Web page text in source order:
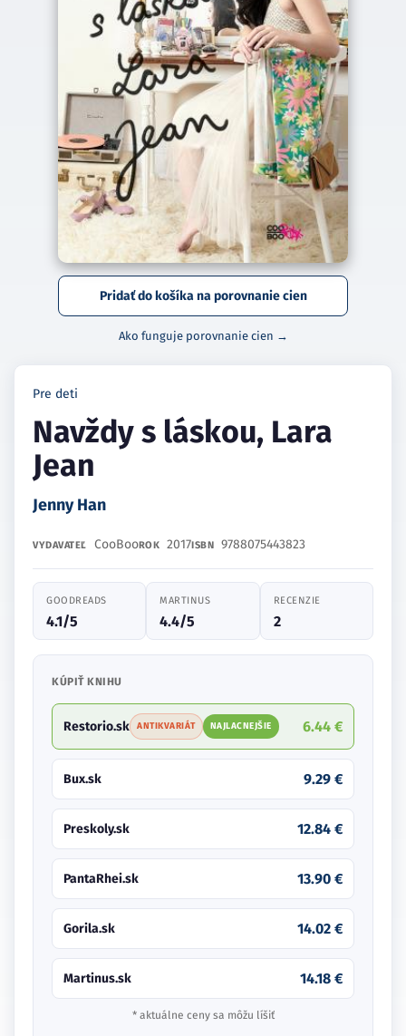
Pridať do košíka na porovnanie cien
Ako funguje porovnanie cien →
Pre deti
Navždy s láskou, Lara
Jean
Jenny Han
VYDAVATEĽ CooBooROK 2017ISBN 9788075443823
GOODREADS
4.1/5
MARTINUS
4.4/5
RECENZIE
2
KÚPIŤ KNIHU
Restorio.sk ANTIKVARIÁT NAJLACNEJŠIE 6.44 €
Bux.sk 9.29 €
Preskoly.sk 12.84 €
PantaRhei.sk 13.90 €
Gorila.sk 14.02 €
Martinus.sk 14.18 €
* aktuálne ceny sa môžu líšiť